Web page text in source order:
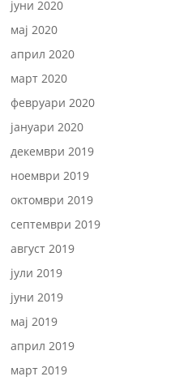
јуни 2020
мај 2020
април 2020
март 2020
февруари 2020
јануари 2020
декември 2019
ноември 2019
октомври 2019
септември 2019
август 2019
јули 2019
јуни 2019
мај 2019
април 2019
март 2019